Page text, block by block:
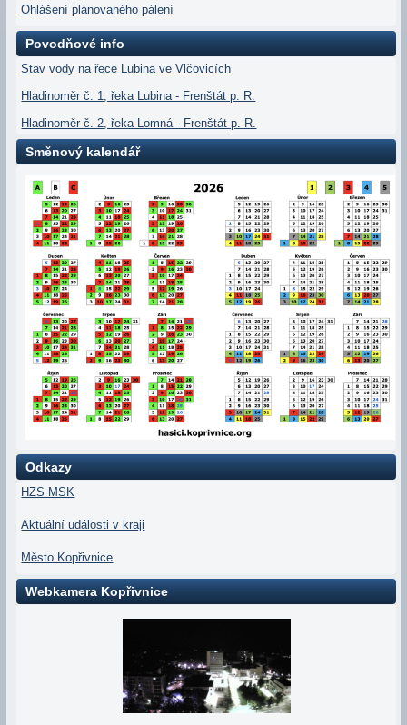
Ohlášení plánovaného pálení
Povodňové info
Stav vody na řece Lubina ve Vlčovicích
Hladinoměr č. 1, řeka Lubina - Frenštát p. R.
Hladinoměr č. 2, řeka Lomná - Frenštát p. R.
Směnový kalendář
Odkazy
HZS MSK
Aktuální události v kraji
Město Kopřivnice
Webkamera Kopřivnice